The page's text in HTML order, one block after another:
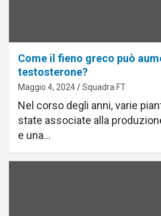
Come il fieno greco può
testosterone?
Maggio 4, 2024 Squadra FT
Nel corso degli anni, varie
state associate alla
e una…